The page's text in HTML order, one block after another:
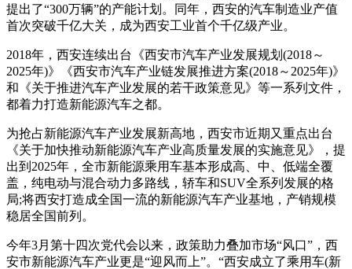
提出了“300万辆”的产能计划。同年，西安的汽车制造业产值
首次突破千亿大关，成为西安工业首个千亿级产业。
2018年，西安连续出台《西安市汽车产业发展规划(2018～
2025年)》《西安市汽车产业链发展推进方案(2018～2025年)》
和《关于推进汽车产业发展的若干政策意见》等一系列文件，
都着力打造新能源汽车之都。
为抢占新能源汽车产业发展新高地，西安市近期又重点出台
《关于加快推动新能源汽车产业高质量发展的实施意见》，提
出到2025年，全市新能源乘用车基本形成高、中、低端全覆
盖，纯电动与混合动力多路线，轿车和SUV全系列发展的格
局;将西安打造成全国一流的新能源汽车产业基地，产销规模
稳居全国前列。
今年3月第十四次党代会以来，政策助力叠加市场“风口”，西
安市新能源汽车产业更是“迎风而上”。“西安成立了乘用车(新